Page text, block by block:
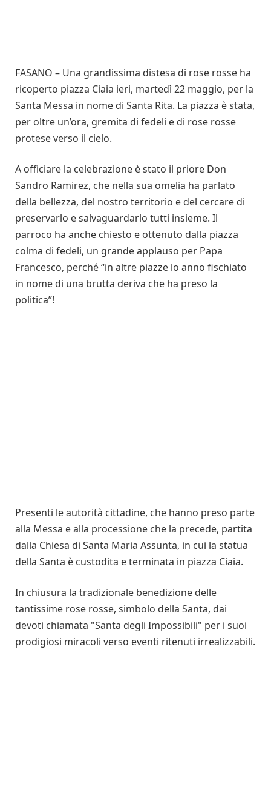
FASANO – Una grandissima distesa di rose rosse ha
ricoperto piazza Ciaia ieri, martedì 22 maggio, per la
Santa Messa in nome di Santa Rita. La piazza è stata,
per oltre un’ora, gremita di fedeli e di rose rosse
protese verso il cielo.
A officiare la celebrazione è stato il priore Don
Sandro Ramirez, che nella sua omelia ha parlato
della bellezza, del nostro territorio e del cercare di
preservarlo e salvaguardarlo tutti insieme. Il
parroco ha anche chiesto e ottenuto dalla piazza
colma di fedeli, un grande applauso per Papa
Francesco, perché “in altre piazze lo anno fischiato
in nome di una brutta deriva che ha preso la
politica”!
Presenti le autorità cittadine, che hanno preso parte
alla Messa e alla processione che la precede, partita
dalla Chiesa di Santa Maria Assunta, in cui la statua
della Santa è custodita e terminata in piazza Ciaia.
In chiusura la tradizionale benedizione delle
tantissime rose rosse, simbolo della Santa, dai
devoti chiamata "Santa degli Impossibili" per i suoi
prodigiosi miracoli verso eventi ritenuti irrealizzabili.